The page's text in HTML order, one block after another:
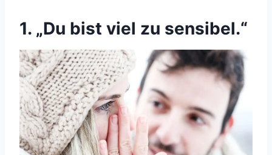
1. „Du bist viel zu sensibel.“